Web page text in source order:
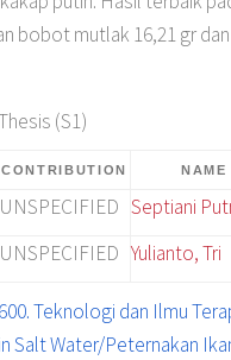
bobot mutlak 16,21 gr
(S1)
CONTRIBUTION NAME
UNSPECIFIED Septiani
UNSPECIFIED Yulianto, Tri
600. Teknologi dan Ilmu
in Salt Water/Peternakan